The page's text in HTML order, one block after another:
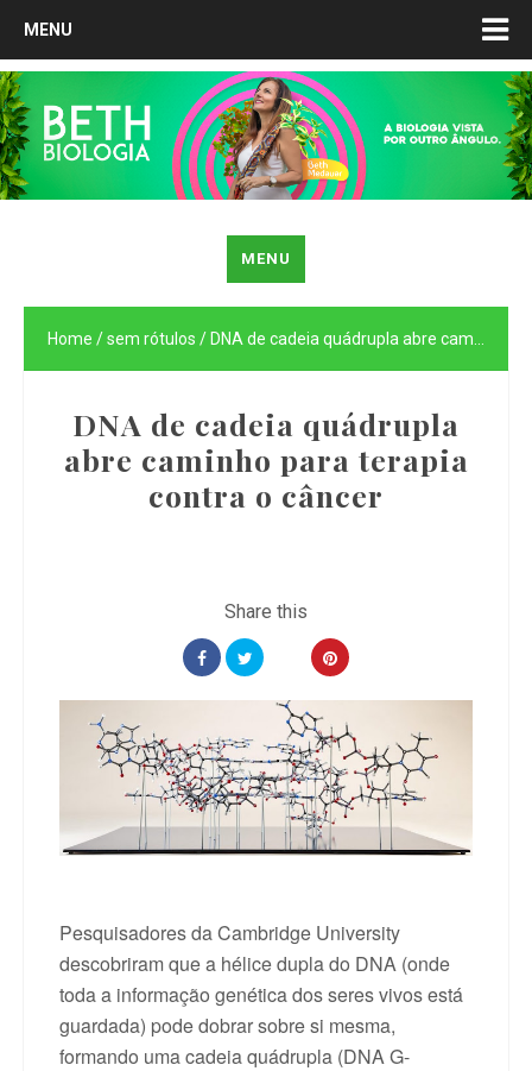
MENU
MENU
Home /sem rótulos / DNA de cadeia quádrupla abre caminho para terapia contra o câncer
DNA de cadeia quádrupla
abre caminho para terapia
contra o câncer
Pesquisadores da Cambridge University
descobriram que a hélice dupla do DNA (onde
toda a informação genética dos seres vivos está
guardada) pode dobrar sobre si mesma,
formando uma cadeia quádrupla (DNA G-